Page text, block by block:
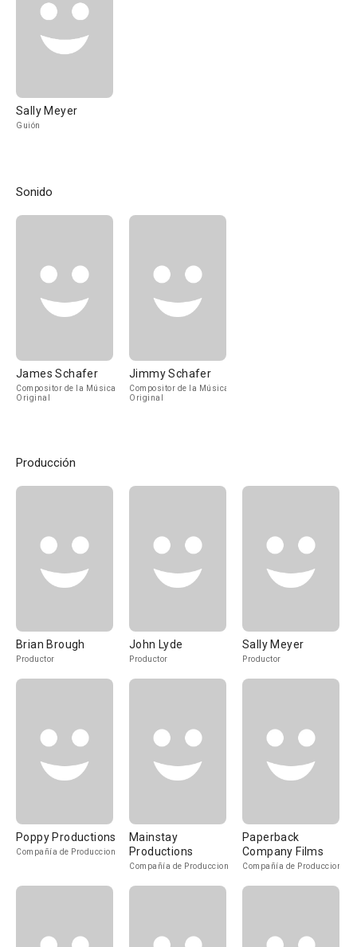
Sally Meyer
Guión
Sonido
James Schafer
Compositor de la Música
Original
Jimmy Schafer
Compositor de la Música
Original
Producción
Brian Brough
Productor
John Lyde
Productor
Sally Meyer
Productor
Poppy Productions
Compañía de Produccion
Mainstay
Productions
Compañía de Produccion
Paperback
Company Films
Compañía de Produccion